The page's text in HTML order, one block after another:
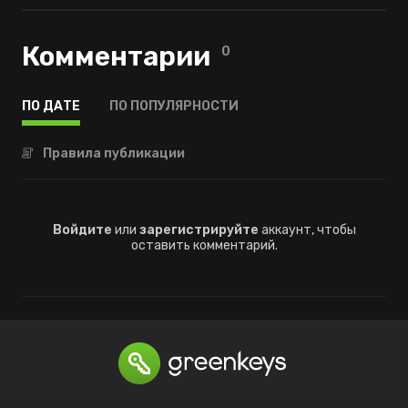
Комментарии 0
ПО ДАТЕ ПО ПОПУЛЯРНОСТИ
Правила публикации
Войдите или зарегистрируйте аккаунт, чтобы
оставить комментарий.